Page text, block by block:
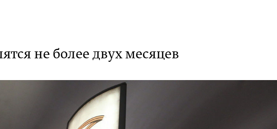
не более двух месяцев